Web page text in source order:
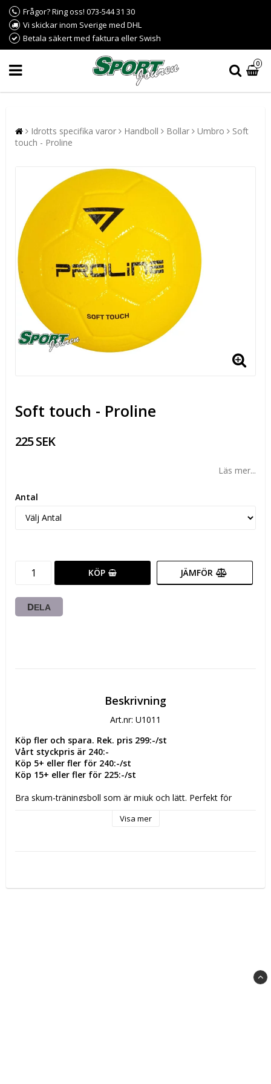
Frågor? Ring oss! 073-544 31 30
Vi skickar inom Sverige med DHL
Betala säkert med faktura eller Swish
0
Idrotts specifika varor Handboll Bollar Umbro
Soft
touch - Proline
Soft touch - Proline
225 SEK
Läs mer...
Antal
KÖP JÄMFÖR
DELA
Beskrivning
Art.nr: U1011
Köp fler och spara. Rek. pris 299:-/st
Vårt styckpris är 240:-
Köp 5+ eller fler för 240:-/st
Köp 15+ eller fler för 225:-/st
Bra skum-träningsboll som är mjuk och lätt. Perfekt för
Visa mer